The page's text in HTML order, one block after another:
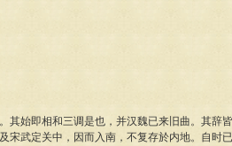
其始即相和三调是也，并汉魏已来旧曲。其辞
宋武定关中，因而入南，不复存於内地。自时